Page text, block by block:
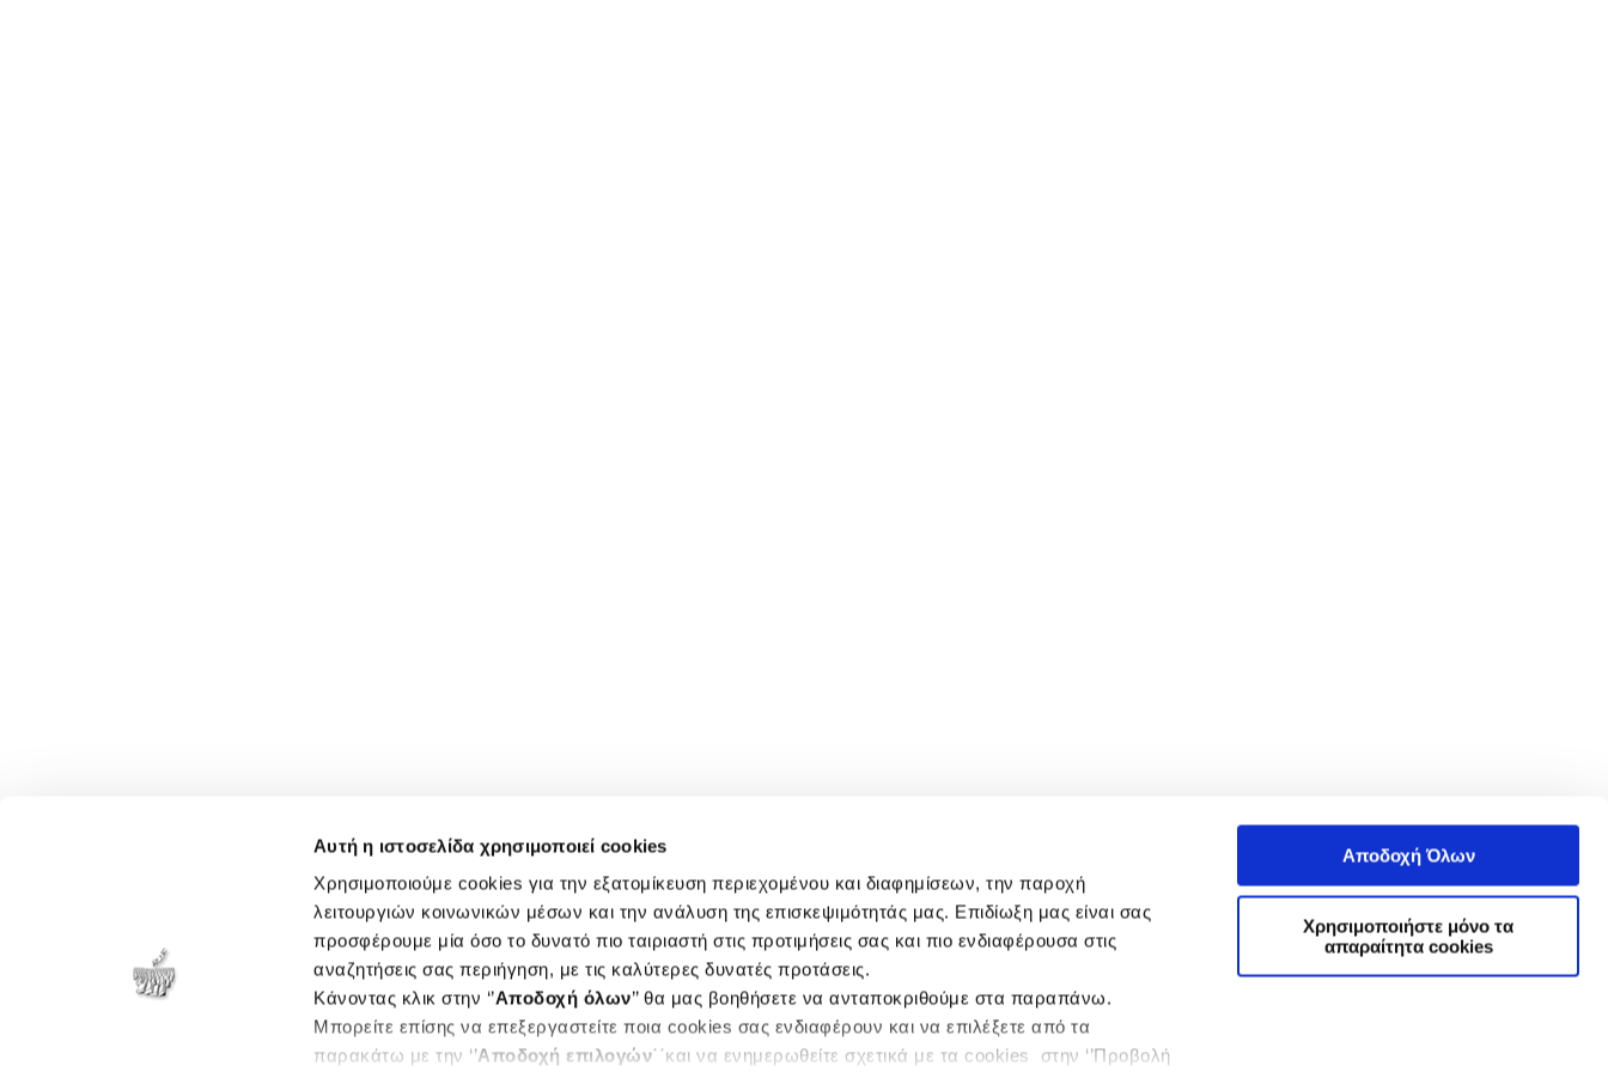
Αυτή η ιστοσελίδα χρησιμοποιεί cookies
Χρησιμοποιούμε cookies για την εξατομίκευση περιεχομένου και διαφημίσεων, την παροχή
λειτουργιών κοινωνικών μέσων και την ανάλυση της επισκεψιμότητάς μας. Επιδίωξη μας είναι σας
προσφέρουμε μία όσο το δυνατό πιο ταιριαστή στις προτιμήσεις σας και πιο ενδιαφέρουσα στις
αναζητήσεις σας περιήγηση, με τις καλύτερες δυνατές προτάσεις.
Κάνοντας κλικ στην ‘’Αποδοχή όλων’’ θα μας βοηθήσετε να ανταποκριθούμε στα παραπάνω.
Μπορείτε επίσης να επεξεργαστείτε ποια cookies σας ενδιαφέρουν και να επιλέξετε από τα
παρακάτω με την ‘’Αποδοχή επιλογών΄΄και να ενημερωθείτε σχετικά με τα cookies στην ‘’Προβολή
Αποδοχή Όλων
Χρησιμοποιήστε μόνο τα
απαραίτητα cookies